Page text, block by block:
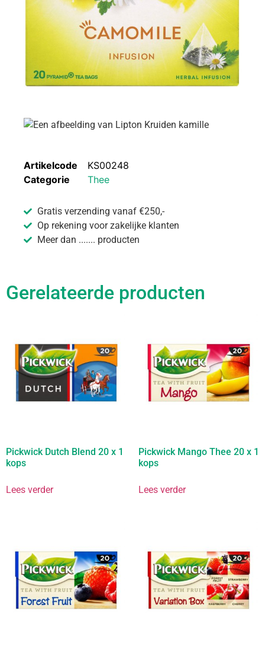
Artikelcode
KS00248
Categorie
Thee
Gratis verzending vanaf €250,-
Op rekening voor zakelijke klanten
Meer dan ....... producten
Gerelateerde producten
Pickwick Dutch Blend 20 x 1
kops
Lees verder
Pickwick Mango Thee 20 x 1
kops
Lees verder